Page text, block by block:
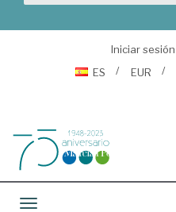
Iniciar sesión
ES
EUR
Toggle navigation